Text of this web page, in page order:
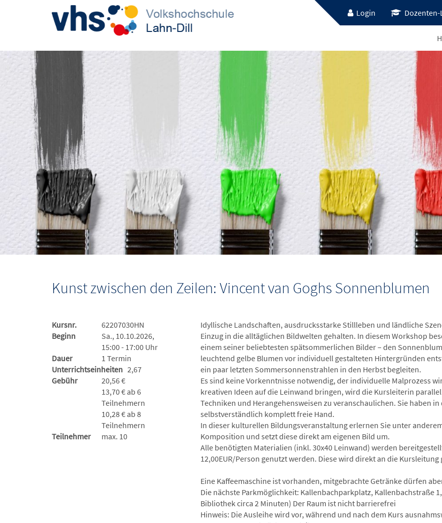
Login
Kunst zwischen den Zeilen: Vincent van Goghs Sonnenblumen
Kursnr.
62207030HN
Beginn
Sa., 10.10.2026,
15:00 - 17:00 Uhr
Dauer
1 Termin
Unterrichtseinheiten
2,67
Gebühr
20,56 €
13,70 € ab 6
Teilnehmern
10,28 € ab 8
Teilnehmern
Teilnehmer
max. 10
Idyllische Landschaften, ausdrucksstarke Stillleben und ländliche
Einzug in die alltäglichen Bildwelten gehalten. In diesem Workshop
einem seiner beliebtesten spätsommerlichen Bilder – den
leuchtend gelbe Blumen vor individuell gestalteten Hintergründen
ein paar letzten Sommersonnenstrahlen in den Herbst begleiten.
Es sind keine Vorkenntnisse notwendig, der individuelle Malprozess
kreativen Ideen auf die Leinwand bringen, wird die Kursleiterin
Techniken und Herangehensweisen zu veranschaulichen. Sie haben
selbstverständlich komplett freie Hand.
In dieser kulturellen Bildungsveranstaltung erlernen Sie unter
Komposition und setzt diese direkt am eigenen Bild um.
Alle benötigten Materialien (inkl. 30x40 Leinwand) werden
12,00EUR/Person genutzt werden. Diese wird direkt an die Kursleitung
Eine Kaffeemaschine ist vorhanden, mitgebrachte Getränke dürfen
Die nächste Parkmöglichkeit: Kallenbachparkplatz, Kallenbachstraße
Bibliothek circa 2 Minuten) Der Raum ist nicht barrierefrei
Hinweis: Die Ausleihe wird vor, während und nach dem Kurs